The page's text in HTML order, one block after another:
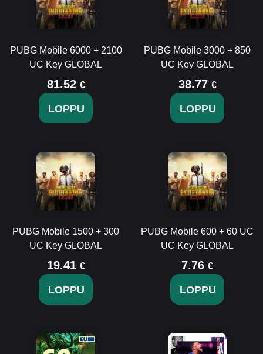
PUBG Mobile 6000 + 2100
UC Key GLOBAL
81.52 €
LOPPU
PUBG Mobile 3000 + 850
UC Key GLOBAL
38.77 €
LOPPU
PUBG Mobile 1500 + 300
UC Key GLOBAL
19.41 €
LOPPU
PUBG Mobile 600 + 60 UC
UC Key GLOBAL
7.76 €
LOPPU